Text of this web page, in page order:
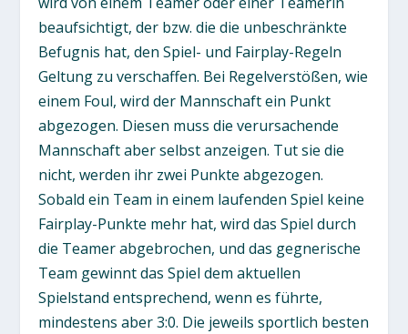
beaufsichtigt, der bzw. die die unbeschränkte
Befugnis hat, den Spiel- und Fairplay-Regeln
Geltung zu verschaffen. Bei Regelverstößen, wie
einem Foul, wird der Mannschaft ein Punkt
abgezogen. Diesen muss die verursachende
Mannschaft aber selbst anzeigen. Tut sie die
nicht, werden ihr zwei Punkte abgezogen.
Sobald ein Team in einem laufenden Spiel keine
Fairplay-Punkte mehr hat, wird das Spiel durch
die Teamer abgebrochen, und das gegnerische
Team gewinnt das Spiel dem aktuellen
Spielstand entsprechend, wenn es führte,
mindestens aber 3:0. Die jeweils sportlich besten